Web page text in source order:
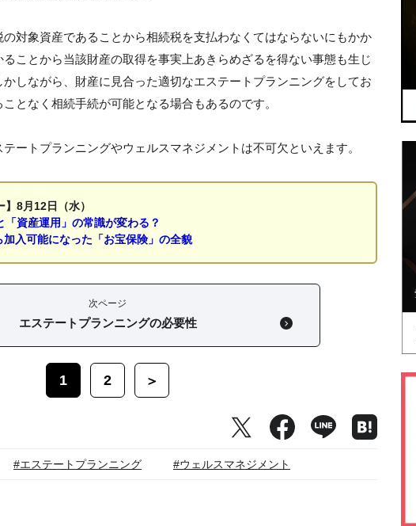
対象資産であることから相続税を支払わなくてはならないにもかか
ことから当該財産の取得を事実上あきらめざるを得ない事態も生じ
しながら、財産に見合った適切なエステートプランニングをしてお
となく相続手続が可能となる場合もあるのです。
ートプランニングやウェルスマネジメントは不可欠といえます。
】8月12日（水）
「資産運用」の常識が変わる？
入可能になった「お宝保険」の全貌
次ページ
エステートプランニングの必要性
1 2 ＞
#エステートプランニング #ウェルスマネジメント